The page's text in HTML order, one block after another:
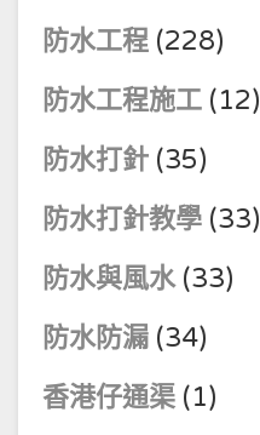
防水工程 (228)
防水工程施工 (12)
防水打針 (35)
防水打針教學 (33)
防水與風水(33)
防水防漏 (34)
香港仔通渠 (1)